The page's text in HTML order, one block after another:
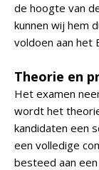
de hoogte van
kunnen wij hem
voldoen aan het
Theorie en
Het examen
wordt het
kandidaten een
een volledige
besteed aan